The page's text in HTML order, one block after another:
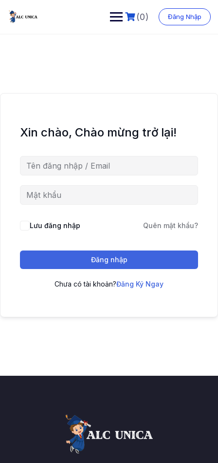
đến
phần
(0) Đăng Nhập
Xin chào, Chào mừng trở lại!
Lưu đăng nhập Quên mật khẩu?
Đăng nhập
Chưa có tài khoản?Đăng Ký Ngay